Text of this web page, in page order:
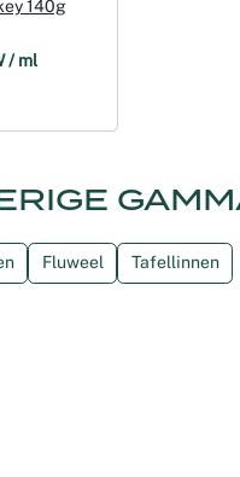
140g
/ ml
Fluweel Tafellinnen